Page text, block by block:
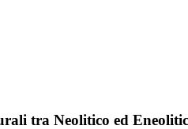
tra Neolitico ed